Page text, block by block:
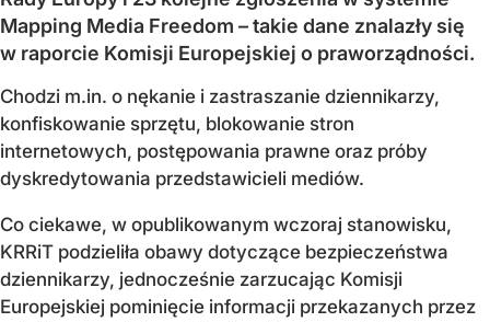
Mapping Media Freedom – takie dane znalazły się
w raporcie Komisji Europejskiej o praworządności.
Chodzi m.in. o nękanie i zastraszanie dziennikarzy,
konfiskowanie sprzętu, blokowanie stron
internetowych, postępowania prawne oraz próby
dyskredytowania przedstawicieli mediów.
Co ciekawe, w opublikowanym wczoraj stanowisku,
KRRiT podzieliła obawy dotyczące bezpieczeństwa
dziennikarzy, jednocześnie zarzucając Komisji
Europejskiej pominięcie informacji przekazanych przez